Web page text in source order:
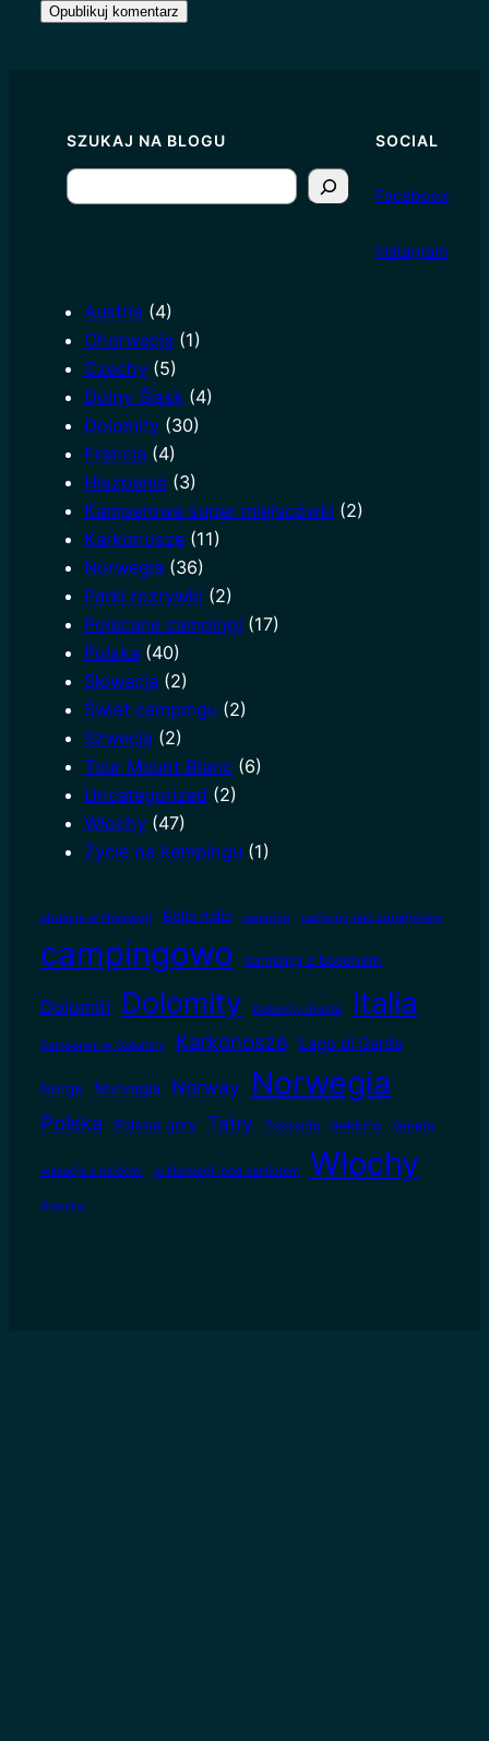
SZUKAJ NA BLOGU
S
e
SOCIAL
Facebook
Instagram
Austria (4)
Chorwacja (1)
Czechy(5)
Dolny Śląsk (4)
Dolomity(30)
Francja (4)
Hiszpania (3)
Kamperowe super miejscówki (2)
Karkonosze(11)
Norwegia (36)
Parki rozrywki (2)
Polecane campingi (17)
Polska (40)
Słowacja (2)
Świat campingu(2)
Szwecja (2)
Tour Mount Blanc(6)
Uncategorized (2)
Włochy(47)
Życie na kempingu(1)
atrakcje w Norwegii Bella Italia camping camping nad adriatykiem
campingowo camping z basenem
Dolomiti Dolomity Dolomity Brenta Italia
Kamperem w Dolomity Karkonosze Lago di Garda
Norge Norvegia Norway Norwegia
Polska Polskie góry Tatry Toskania trekking Veneto
wakacje z dziećmi w Norwegii pod namiotem Włochy
Śnieżka